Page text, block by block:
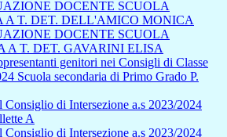
DOCENTE SCUOLA
A T. DET. DELL'AMICO MONICA
DOCENTE SCUOLA
A T. DET. GAVARINI ELISA
genitori nei Consigli di Classe
Scuola secondaria di Primo Grado P.
Consiglio di Intersezione a.s 2023/2024
A
Consiglio di Intersezione a.s 2023/2024